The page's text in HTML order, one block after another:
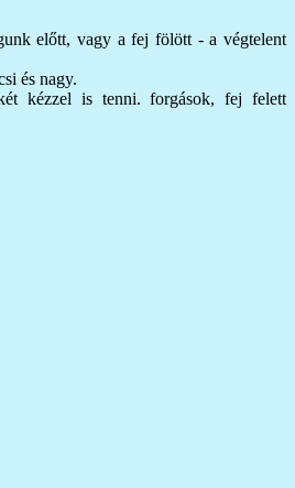
előtt, vagy a fej fölött - a végtelent
és nagy.
kézzel is tenni. forgások, fej felett